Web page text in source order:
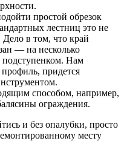
простой обрезок
лестниц это не
Дело в том, что край
— на несколько
подступенком. Нам
придется
способом, например,
ограждения.
и без опалубки, просто
месту